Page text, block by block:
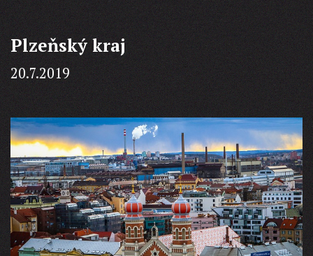
Plzeňský kraj
20.7.2019